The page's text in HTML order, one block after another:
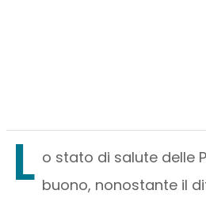
L o stato di salute delle
buono, nonostante il